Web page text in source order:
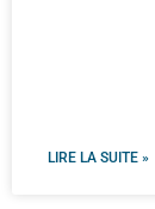
LIRE LA SUITE »